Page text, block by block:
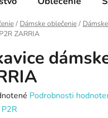
/ Dámske oblečenie /
ZARRIA
Podrobnosti
P2R